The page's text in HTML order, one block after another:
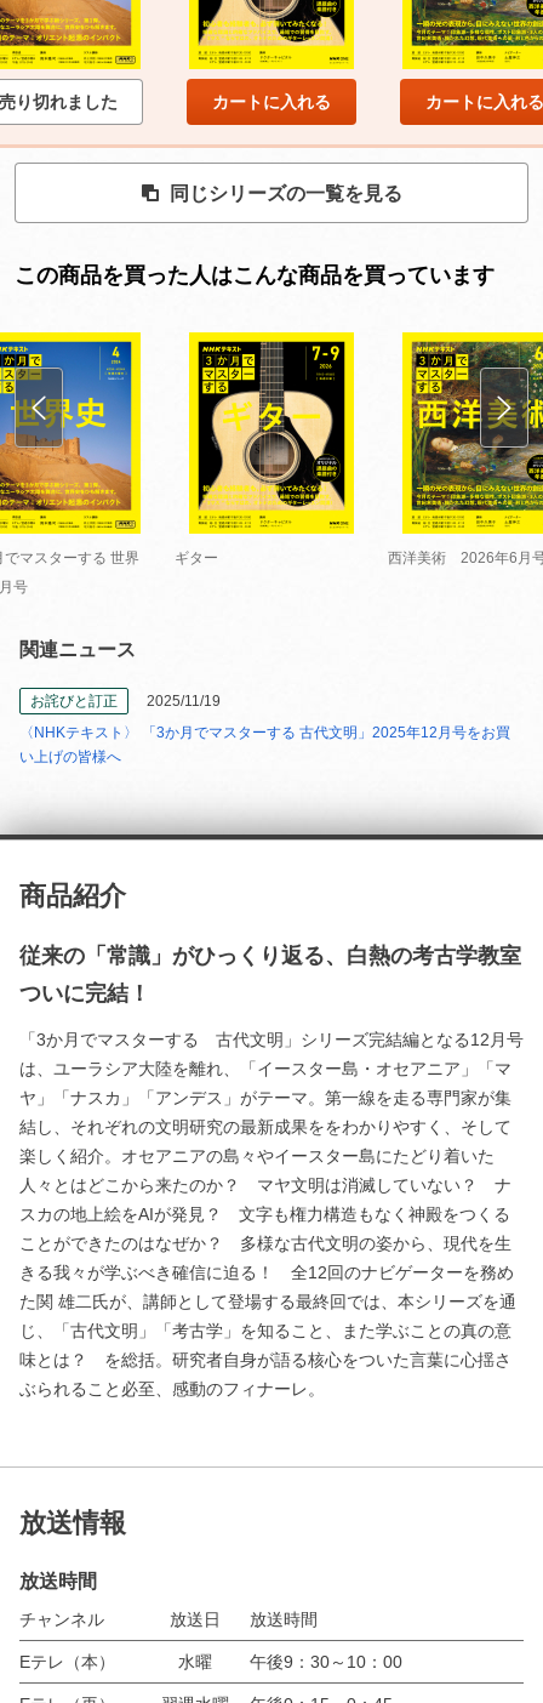
売り切れました カートに入れる カートに入れる
同じシリーズの一覧を見る
この商品を買った人はこんな商品を買っています
でマスターする 世界
号
ギター 西洋美術 2026年6月
関連ニュース
お詫びと訂正
2025/11/19
〈NHKテキスト〉 「3か月でマスターする 古代文明」2025年12月号をお買
い上げの皆様へ
商品紹介
従来の「常識」がひっくり返る、白熱の考古学教室
ついに完結！
「3か月でマスターする 古代文明」シリーズ完結編となる12月号
は、ユーラシア大陸を離れ、「イースター島・オセアニア」「マ
ヤ」「ナスカ」「アンデス」がテーマ。第一線を走る専門家が集
結し、それぞれの文明研究の最新成果ををわかりやすく、そして
楽しく紹介。オセアニアの島々やイースター島にたどり着いた
人々とはどこから来たのか？ マヤ文明は消滅していない？ ナ
スカの地上絵をAIが発見？ 文字も権力構造もなく神殿をつくる
ことができたのはなぜか？ 多様な古代文明の姿から、現代を生
きる我々が学ぶべき確信に迫る！ 全12回のナビゲーターを務め
た関 雄二氏が、講師として登場する最終回では、本シリーズを通
じ、「古代文明」「考古学」を知ること、また学ぶことの真の意
味とは？ を総括。研究者自身が語る核心をついた言葉に心揺さ
ぶられること必至、感動のフィナーレ。
放送情報
放送時間
チャンネル 放送日 放送時間
Eテレ（本） 水曜 午後9：30～10：00